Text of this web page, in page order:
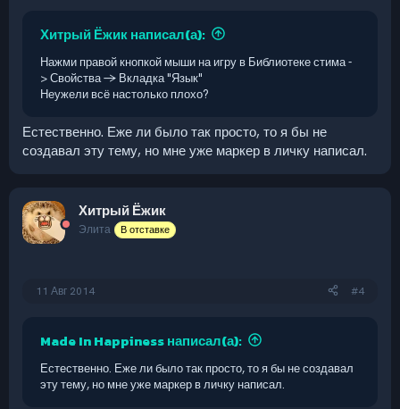
Хитрый Ёжик написал(а):
Нажми правой кнопкой мыши на игру в Библиотеке стима -
> Свойства -> Вкладка "Язык"
Неужели всё настолько плохо?
Естественно. Еже ли было так просто, то я бы не
создавал эту тему, но мне уже маркер в личку написал.
Хитрый Ёжик
Элита В отставке
11 Авг 2014 #4
Made In Happiness написал(а):
Естественно. Еже ли было так просто, то я бы не создавал
эту тему, но мне уже маркер в личку написал.